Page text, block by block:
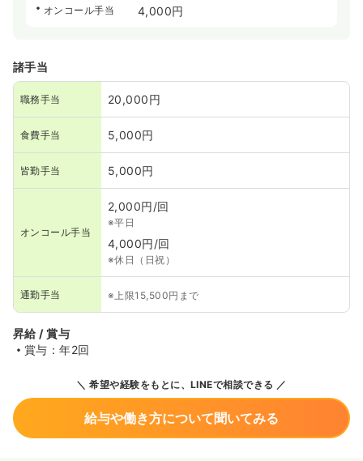
オンコール手当 4,000円
諸手当
職務手当 20,000円
食費手当 5,000円
皆勤手当 5,000円
オンコール手当
2,000円/回
※平日
4,000円/回
※休日（日祝）
通勤手当 ※上限15,500円まで
昇給 / 賞与
賞与：年2回
希望や経験をもとに、LINEで相談できる
給与や働き方について聞いてみる